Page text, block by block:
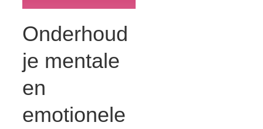
Onderhoud
je mentale
en
emotionele